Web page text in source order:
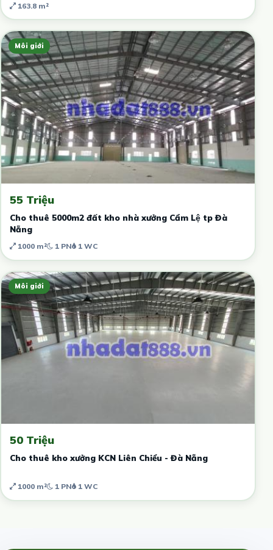
163.8 m²
Môi giới
55 Triệu
Cho thuê 5000m2 đất kho nhà xưởng Cẩm Lệ tp Đà
Nẵng
1000 m² 1 PN 1 WC
Môi giới
50 Triệu
Cho thuê kho xưởng KCN Liên Chiểu - Đà Nẵng
1000 m² 1 PN 1 WC